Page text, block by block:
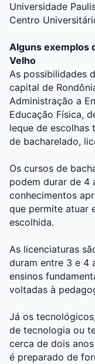
Universidade
Centro
Alguns exemplos
Velho
As possibilidades
capital de
Administração a
Educação Física,
leque de escolhas
de bacharelado,
Os cursos de
podem durar de 4
conhecimentos
que permite atuar
escolhida.
As licenciaturas
duram entre 3 e 4
ensinos
voltadas à
Já os
de tecnologia ou
cerca de dois
é preparado de